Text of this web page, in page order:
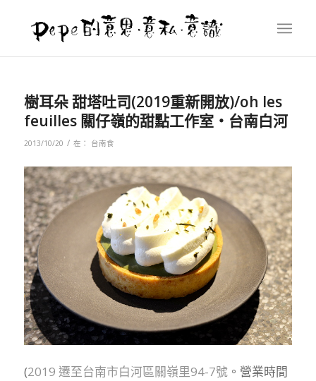
樹耳朵 甜塔吐司(2019重新開放)/oh les
feuilles 關仔嶺的甜點工作室‧台南白河
2013/10/20 / 在： 台南食
(2019 遷至台南市白河區關嶺里94-7號。營業時間